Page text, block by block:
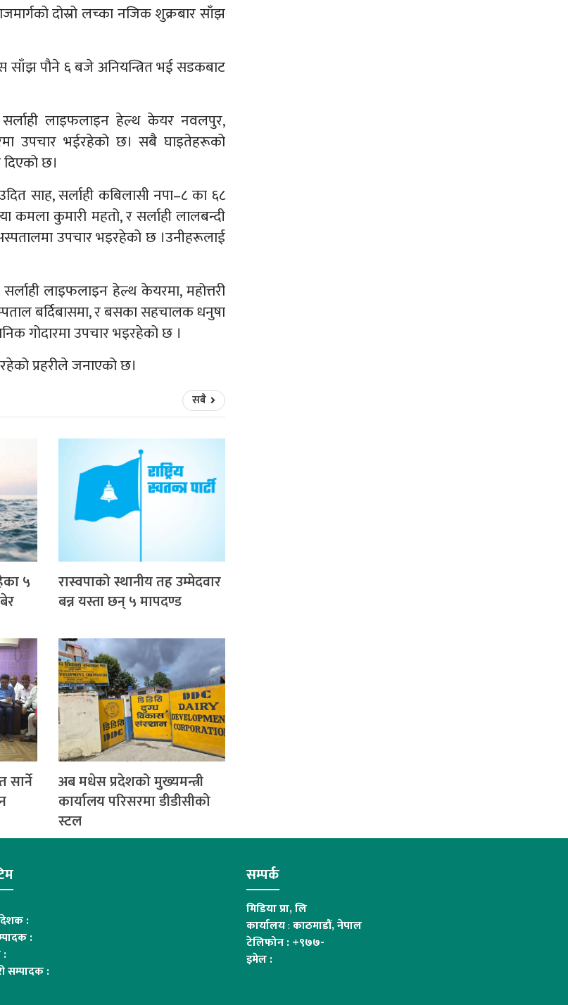
दोस्रो लच्का नजिक शुक्रबार साँझ
पौने ६ बजे अनियन्त्रित भई सडकबाट
लाइफलाइन हेल्थ केयर नवलपुर,
उपचार भईरहेको छ। सबै घाइतेहरूको
छ।
साह, सर्लाही कबिलासी नपा–८ का ६८
कमला कुमारी महतो, र सर्लाही लालबन्दी
उपचार भइरहेको छ ।उनीहरूलाई
सर्लाही लाइफलाइन हेल्थ केयरमा, महोत्तरी
बर्दिबासमा, र बसका सहचालक धनुषा
गोदारमा उपचार भइरहेको छ ।
प्रहरीले जनाएको छ।
सबै
५
रास्वपाको स्थानीय तह उम्मेदवार
बन्न यस्ता छन् ५ मापदण्ड
सार्ने
अब मधेस प्रदेशको मुख्यमन्त्री
कार्यालय परिसरमा डीडीसीको
स्टल
:
:
:
सम्पादक :
सम्पर्क
मिडिया प्रा, लि
कार्यालय:काठमाडौं, नेपाल
टेलिफोन : +९७७-
इमेल :